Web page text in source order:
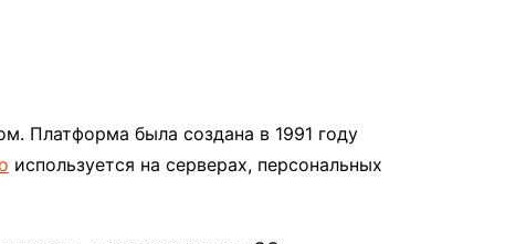
Платформа была создана в 1991 году
используется на серверах, персональных